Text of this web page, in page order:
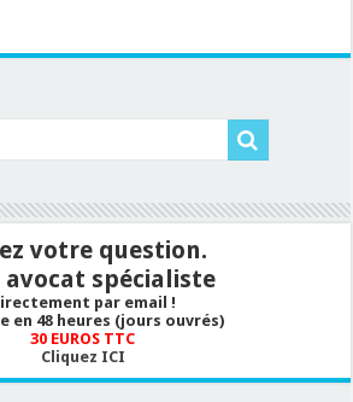
votre question.
avocat spécialiste
par email !
en 48 heures (jours ouvrés)
30 EUROS TTC
Cliquez ICI